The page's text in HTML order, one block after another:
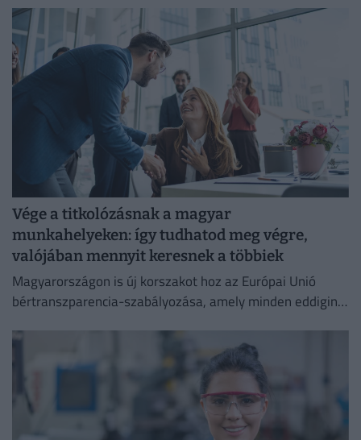
Vége a titkolózásnak a magyar
munkahelyeken: így tudhatod meg végre,
valójában mennyit keresnek a többiek
Magyarországon is új korszakot hoz az Európai Unió
bértranszparencia-szabályozása, amely minden eddiginél